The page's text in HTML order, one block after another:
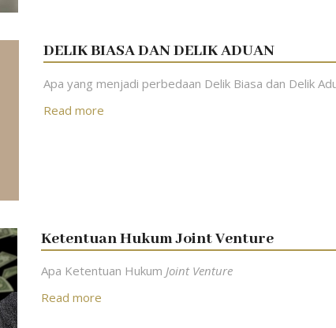
DELIK BIASA DAN DELIK ADUAN
Apa yang menjadi perbedaan Delik Biasa dan Delik
Read more
Ketentuan Hukum Joint Venture
Apa Ketentuan Hukum Joint Venture
Read more